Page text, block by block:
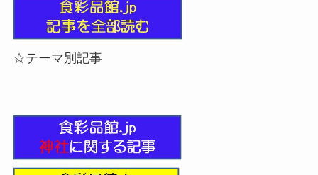
☆テーマ別記事